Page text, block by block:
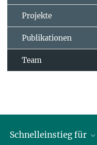
Projekte
Publikationen
Team
Schnelleinstieg für